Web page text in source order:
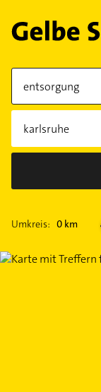
Umkreis: 0 km